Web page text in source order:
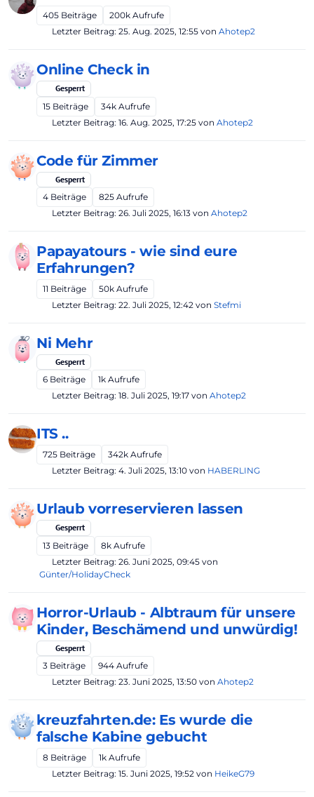
405 Beiträge 200k Aufrufe
Letzter Beitrag: 25. Aug. 2025, 12:55 von Ahotep2
Online Check in
Gesperrt
15 Beiträge 34k Aufrufe
Letzter Beitrag: 16. Aug. 2025, 17:25 von Ahotep2
Code für Zimmer
Gesperrt
4 Beiträge 825 Aufrufe
Letzter Beitrag: 26. Juli 2025, 16:13 von Ahotep2
Papayatours - wie sind eure
Erfahrungen?
11 Beiträge 50k Aufrufe
Letzter Beitrag: 22. Juli 2025, 12:42 von Stefmi
Ni Mehr
Gesperrt
6 Beiträge 1k Aufrufe
Letzter Beitrag: 18. Juli 2025, 19:17 von Ahotep2
ITS ..
725 Beiträge 342k Aufrufe
Letzter Beitrag: 4. Juli 2025, 13:10 von HABERLING
Urlaub vorreservieren lassen
Gesperrt
13 Beiträge 8k Aufrufe
Letzter Beitrag: 26. Juni 2025, 09:45 von
Günter/HolidayCheck
Horror-Urlaub - Albtraum für unsere
Kinder, Beschämend und unwürdig!
Gesperrt
3 Beiträge 944 Aufrufe
Letzter Beitrag: 23. Juni 2025, 13:50 von Ahotep2
kreuzfahrten.de: Es wurde die
falsche Kabine gebucht
8 Beiträge 1k Aufrufe
Letzter Beitrag: 15. Juni 2025, 19:52 von HeikeG79